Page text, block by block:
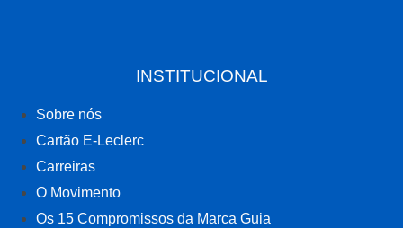
INSTITUCIONAL
Sobre nós
Cartão E-Leclerc
Carreiras
O Movimento
Os 15 Compromissos da Marca Guia